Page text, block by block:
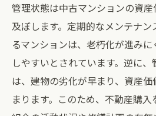
管理状態は中古マンションの資
及ぼします。定期的なメンテナ
るマンションは、老朽化が進み
しやすいとされています。逆に
は、建物の劣化が早まり、資産
まります。このため、不動産購